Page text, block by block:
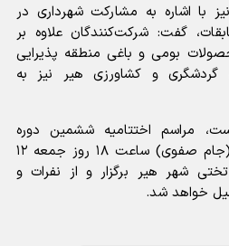
با اشاره به مشارکت شهرداری در
گفت: شرکت‌کنندگان علاوه بر
بومی و باغی منطقه پذیرایی
و کشاورزی هیر نیز به
مراسم اختتامیه ششمین دوره
مسابقات آزاد کروکت کشور (جام صفوی) ساعت ۱۸ روز جمعه ۱۲
شهر هیر برگزار و از نفرات و
خواهد شد.